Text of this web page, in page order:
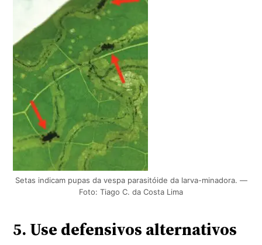
Setas indicam pupas da vespa parasitóide da larva-minadora. —
Foto: Tiago C. da Costa Lima
5. Use defensivos alternativos